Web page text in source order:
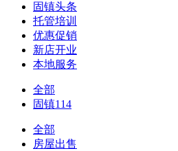
固镇头条
托管培训
优惠促销
新店开业
本地服务
全部
固镇114
全部
房屋出售